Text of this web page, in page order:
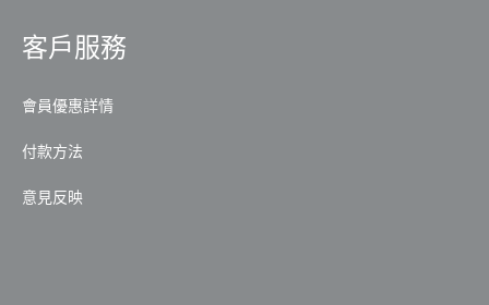
客戶服務
會員優惠詳情
付款方法
意見反映